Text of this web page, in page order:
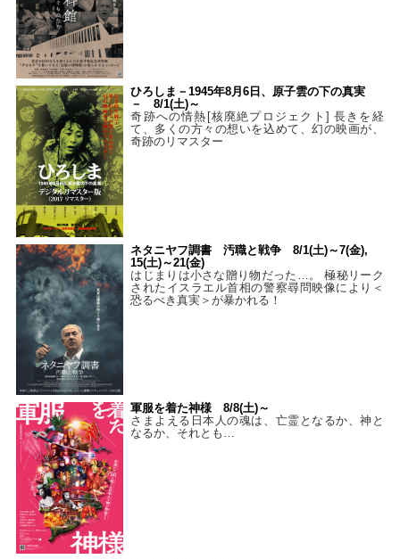
ひろしま－1945年8月6日、原子雲の下の真実
－ 8/1(土)～
奇跡への情熱[核廃絶プロジェクト] 長きを経
て、多くの方々の想いを込めて、幻の映画が、
奇跡のリマスター
ネタニヤフ調書 汚職と戦争 8/1(土)～7(金),
15(土)～21(金)
はじまりは小さな贈り物だった…。 極秘リーク
されたイスラエル首相の警察尋問映像により＜
恐るべき真実＞が暴かれる！
軍服を着た神様 8/8(土)～
さまよえる日本人の魂は、亡霊となるか、神と
なるか、それとも…